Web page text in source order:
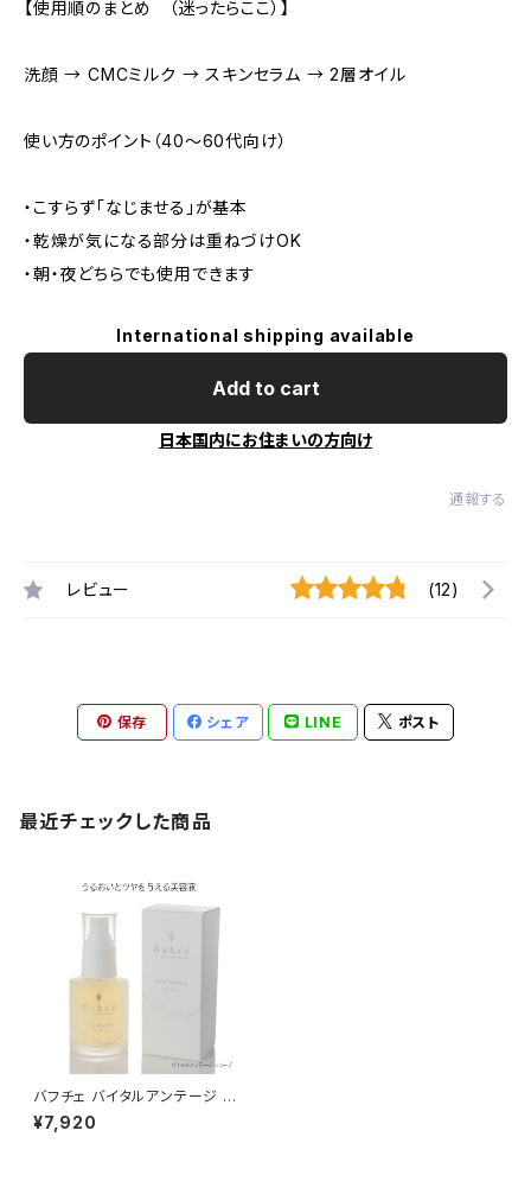
【使用順のまとめ （迷ったらここ）】
洗顔 → CMCミルク → スキンセラム → 2層オイル
使い方のポイント（40〜60代向け）
・こすらず「なじませる」が基本
・乾燥が気になる部分は重ねづけOK
・朝・夜どちらでも使用できます
International shipping available
Add to cart
日本国内にお住まいの方向け
通報する
レビュー (12)
保存 シェア LINE ポスト
最近チェックした商品
バフチェ バイタルアンテージ ス
キンセラム 60ml｜40代60代
のうるおいとツヤを与える｜年
¥7,920